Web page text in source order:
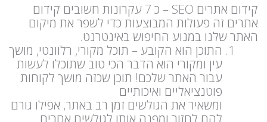
קידום אתרים SEO – כ 7 עקרונות חשובים קידום
אתרים זה פעולות המבוצעות כדי לשפר את מיקום
האתר שלנו במנוע החיפוש באינטרנט.
התוכן הוא הקובע – תוכל מקורי, רלוונטי, מושך
עין ומקורי הוא הדבר הכי טוב שתוכלו לעשות
עבור האתר שלכם! תוכן שכזה מושך לקוחות
פוטנציאליים ואיכותיים
ומשאיר את הגולשים זמן רב באתר, אפילו גורם
להם לחזור ומפנה אותו לגולשים אחרים